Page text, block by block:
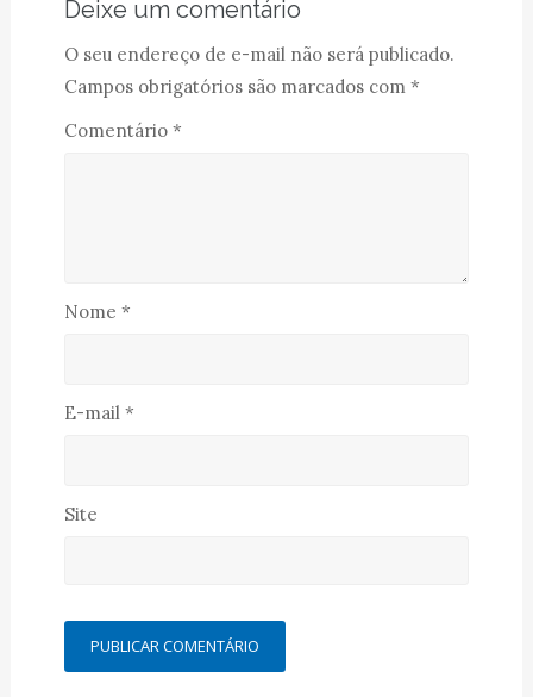
Deixe um comentário
O seu endereço de e-mail não será publicado.
Campos obrigatórios são marcados com *
Comentário *
Nome *
E-mail *
Site